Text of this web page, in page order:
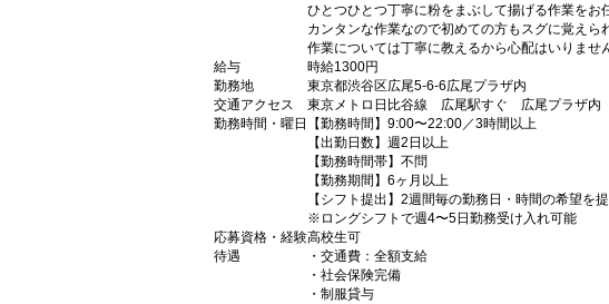
ひとつひとつ丁寧に粉をまぶして揚げる作業をお
カンタンな作業なので初めての方もスグに覚えら
作業については丁寧に教えるから心配はいりませ
給与
時給1300円
勤務地
東京都渋谷区広尾5-6-6広尾プラザ内
交通アクセス
東京メトロ日比谷線 広尾駅すぐ 広尾プラザ内
勤務時間・曜日
【勤務時間】9:00〜22:00／3時間以上
【出勤日数】週2日以上
【勤務時間帯】不問
【勤務期間】6ヶ月以上
【シフト提出】2週間毎の勤務日・時間の希望を
※ロングシフトで週4〜5日勤務受け入れ可能
応募資格・経験高校生可
待遇
・交通費：全額支給
・社会保険完備
・制服貸与